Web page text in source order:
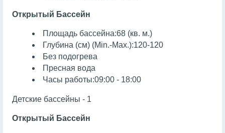
Открытый Бассейн
Площадь бассейна:68 (кв. м.)
Глубина (см) (Min.-Max.):120-120
Без подогрева
Пресная вода
Часы работы:09:00 - 18:00
Детские бассейны - 1
Открытый Бассейн